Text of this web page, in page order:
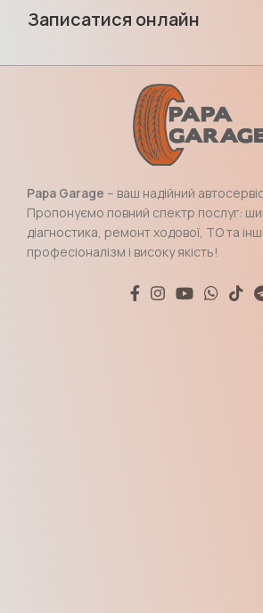
Записатися онлайн
Papa Garage – ваш надійний
Пропонуємо повний спектр послуг:
діагностика, ремонт ходової, ТО та
професіоналізм і високу якість!